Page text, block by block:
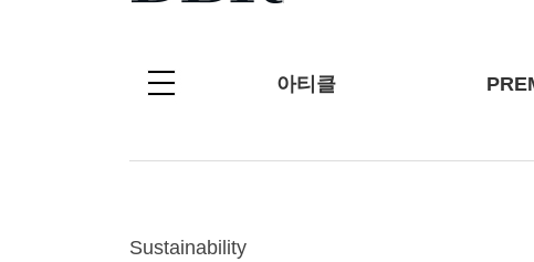
아티클
Sustainability